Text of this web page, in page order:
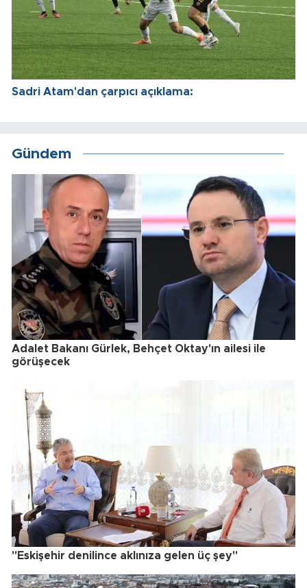
Sadri Atam'dan çarpıcı açıklama:
Gündem
Adalet Bakanı Gürlek, Behçet Oktay'ın ailesi ile
görüşecek
"Eskişehir denilince aklınıza gelen üç şey"